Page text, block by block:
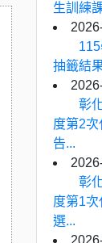
生訓練
抽籤結
彰
度第2
告...
彰
度第1
選...